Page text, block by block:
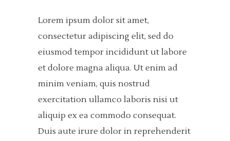
Lorem ipsum dolor sit amet,
consectetur adipiscing elit, sed do
eiusmod tempor incididunt ut labore
et dolore magna aliqua. Ut enim ad
minim veniam, quis nostrud
exercitation ullamco laboris nisi ut
aliquip ex ea commodo consequat.
Duis aute irure dolor in reprehenderit